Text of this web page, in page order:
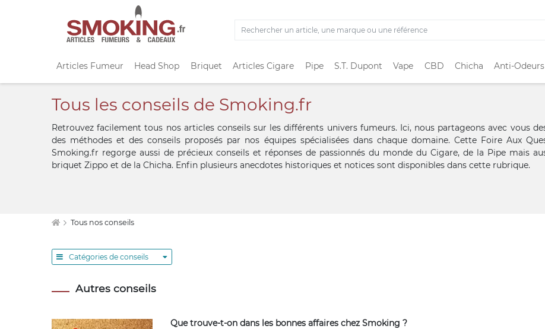
Articles Fumeur Head Shop Briquet Articles Cigare Pipe S.T. Dupont Vape CBD Chicha Anti-Odeurs
Tous les conseils de Smoking.fr
Retrouvez facilement tous nos articles conseils sur les différents univers fumeurs. Ici, nous partageons avec vous
des méthodes et des conseils proposés par nos équipes spécialisées dans chaque domaine. Cette Foire Aux
Smoking.fr regorge aussi de précieux conseils et réponses de passionnés du monde du Cigare, de la Pipe mais
briquet Zippo et de la Chicha. Enfin plusieurs anecdotes historiques et notices sont disponibles dans cette rubrique.
Tous nos conseils
Catégories de conseils
Autres conseils
Que trouve-t-on dans les bonnes affaires chez Smoking ?